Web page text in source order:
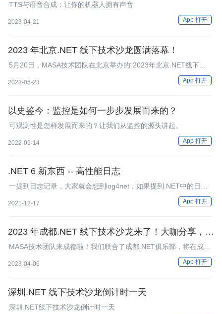
TTS与语音合成：让你的机器人拥有声音
2023-04-21 App 打开
2023 年北京.NET 线下技术沙龙圆满落幕！
5月20日，MASA技术团队在北京举办的“2023年北京.NET线下技
术沙龙”圆满落幕！整个活动气氛热烈，嘉宾们的分享内容丰富多
彩，现场观众都受益匪浅。我们期待着更多这样的技术交流活动，
2023-05-23 App 打开
以史鉴今：监控是如何一步步发展而来的？
可观测性是怎样发展而来的？让我们从监控的源头讲起。
2022-09-14 App 打开
.NET 6 新东西 -- 高性能日志
一提到日志记录，大家就会想到log4net，如果提到.NET中的日志
记录，一定会想到ILogger，这个ILogger是.NET中常用的提供的
日志记录的方式，下面的代码是.NET Core WebAPI 项目初始化的
2021-12-17 App 打开
2023 年成都.NET 线下技术沙龙来了！大咖分享，报
名从速
MASA技术团队来成都啦！我们联合了成都.NET俱乐部，将在成都
市举办一场.NET线下技术沙龙，为.NET开发者创造一次交流学习
的契机，我们邀请到的几位技术大咖，将会围绕各自的主题向大家
2023-04-06 App 打开
深圳.NET 线下技术沙龙倒计时一天
深圳.NET线下技术沙龙倒计时一天